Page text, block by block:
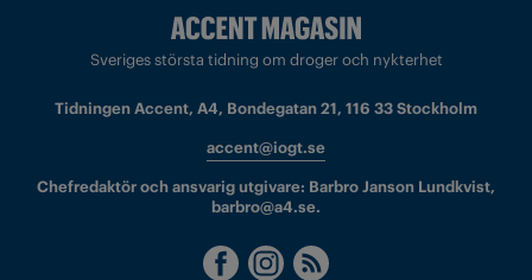
Sveriges största tidning om droger och nykterhet
Tidningen Accent, A4, Bondegatan 21, 116 33 Stockholm
accent@iogt.se
Chefredaktör och ansvarig utgivare: Barbro Janson Lundkvist,
barbro@a4.se.